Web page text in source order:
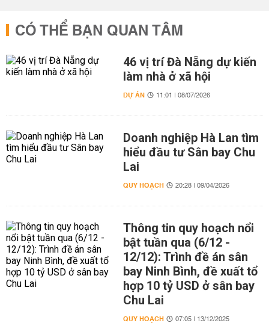
CÓ THỂ BẠN QUAN TÂM
46 vị trí Đà Nẵng dự kiến
làm nhà ở xã hội
DỰ ÁN 11:01 | 08/07/2026
Doanh nghiệp Hà Lan tìm
hiểu đầu tư Sân bay Chu
Lai
QUY HOẠCH 20:28 | 09/04/2026
Thông tin quy hoạch nổi
bật tuần qua (6/12 -
12/12): Trình đề án sân
bay Ninh Bình, đề xuất tổ
hợp 10 tỷ USD ở sân bay
Chu Lai
QUY HOẠCH 07:05 | 13/12/2025